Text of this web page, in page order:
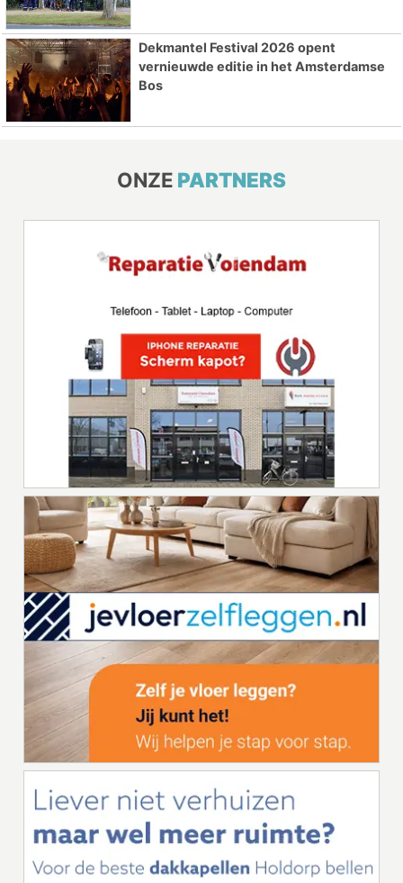
Dekmantel Festival 2026 opent
vernieuwde editie in het Amsterdamse
Bos
ONZE PARTNERS